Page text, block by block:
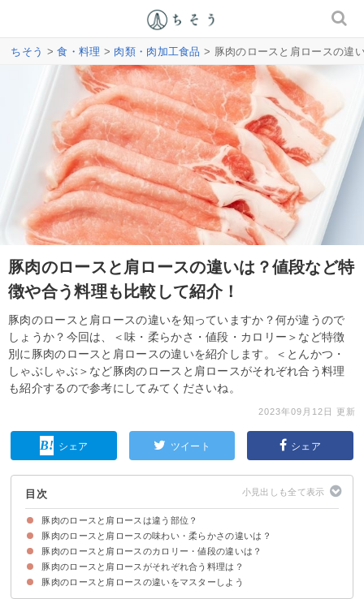
ちそう >食・料理 > 肉類・肉加工食品 > 豚肉のロースと肩ロースの違
豚肉のロースと肩ロースの違いは？値段など特
徴や合う料理も比較して紹介！
豚肉のロースと肩ロースの違いを知っていますか？何が違うので
しょうか？今回は、＜味・柔らかさ・値段・カロリー＞など特徴
別に豚肉のロースと肩ロースの違いを紹介します。＜とんかつ・
しゃぶしゃぶ＞など豚肉のロースと肩ロースがそれぞれ合う料理
も紹介するので参考にしてみてくださいね。
2023年09月12日 更新
シェア ツイート シェア
目次
豚肉のロースと肩ロースは違う部位？
豚肉のロース・肩ロースの部位を画像で確認
豚肉のロースと肩ロースの味わい・柔らかさの違いは？
豚肉のロースと肩ロースの味わいの違い
豚肉のロースより肩ロースは柔らかい
豚肉のロースと肩ロースのカロリー・値段の違いは？
豚肉のロースと肩ロースのカロリー・糖質を比較
豚肉のロースの値段は肩ロースより高い
豚肉のロースと肩ロースがそれぞれ合う料理は？
豚肉のロースに合う料理
豚肉の肩ロースに合う料理
豚肉のロースと肩ロースの違いをマスターしよう